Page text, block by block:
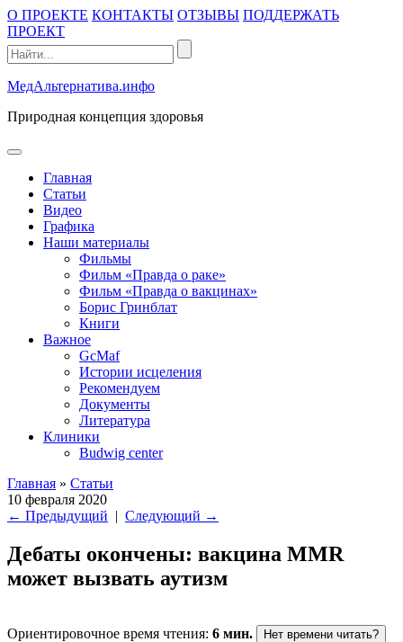
Промотать
к
содержимому
О ПРОЕКТЕ КОНТАКТЫ ОТЗЫВЫ ПОДДЕРЖАТЬ
ПРОЕКТ
МедАльтернатива.инфо
Природная концепция здоровья
открыть
Главная
Статьи
Видео
Графика
Наши материалы
Фильмы
Фильм «Правда о раке»
Фильм «Правда о вакцинах»
Борис Гринблат
Книги
Важное
GcMaf
Истории исцеления
Рекомендуем
Документы
Литература
Клиники
Budwig center
Главная » Статьи
10 февраля 2020
← Предыдущий | Следующий →
Дебаты окончены: вакцина MMR
может вызвать аутизм
Ориентировочное время чтения: 6 мин. Нет времени читать?